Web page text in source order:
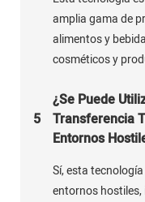
amplia gama de
alimentos y
cosméticos y
5
¿Se Puede
Transferencia
Entornos
Sí, esta
entornos hostiles,